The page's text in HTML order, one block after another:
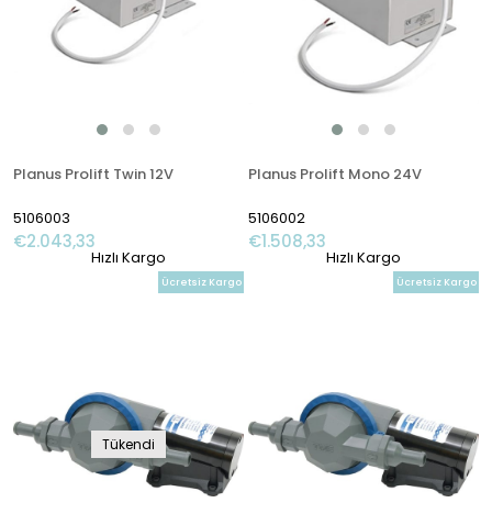
Planus Prolift Twin 12V
5106003
€2.043,33
Hızlı Kargo
Planus Prolift Mono 24V
5106002
€1.508,33
Hızlı Kargo
Tükendi
Ücretsiz Kargo Ücretsiz Kargo